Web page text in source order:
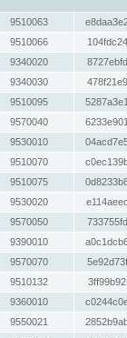
9510063
9510066
9340020
9340030
9510095
9570040
9530010
9510070
9510075
9530020
9570050
9390010
9570070
9510132
9360010
9550021